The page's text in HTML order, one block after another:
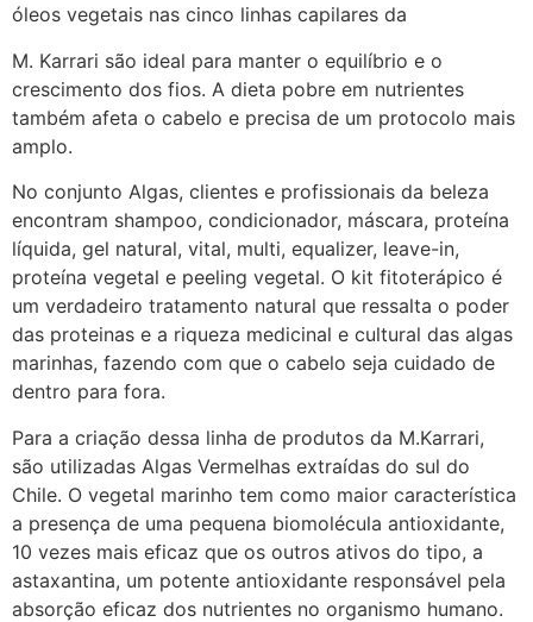
óleos vegetais nas cinco linhas capilares da
M. Karrari são ideal para manter o equilíbrio e o
crescimento dos fios. A dieta pobre em nutrientes
também afeta o cabelo e precisa de um protocolo mais
amplo.
No conjunto Algas, clientes e profissionais da beleza
encontram shampoo, condicionador, máscara, proteína
líquida, gel natural, vital, multi, equalizer, leave-in,
proteína vegetal e peeling vegetal. O kit fitoterápico é
um verdadeiro tratamento natural que ressalta o poder
das proteinas e a riqueza medicinal e cultural das algas
marinhas, fazendo com que o cabelo seja cuidado de
dentro para fora.
Para a criação dessa linha de produtos da M.Karrari,
são utilizadas Algas Vermelhas extraídas do sul do
Chile. O vegetal marinho tem como maior característica
a presença de uma pequena biomolécula antioxidante,
10 vezes mais eficaz que os outros ativos do tipo, a
astaxantina, um potente antioxidante responsável pela
absorção eficaz dos nutrientes no organismo humano.